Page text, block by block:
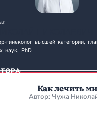
гинеколог высшей категории,
наук, PhD
Как лечить
Автор: Чужа